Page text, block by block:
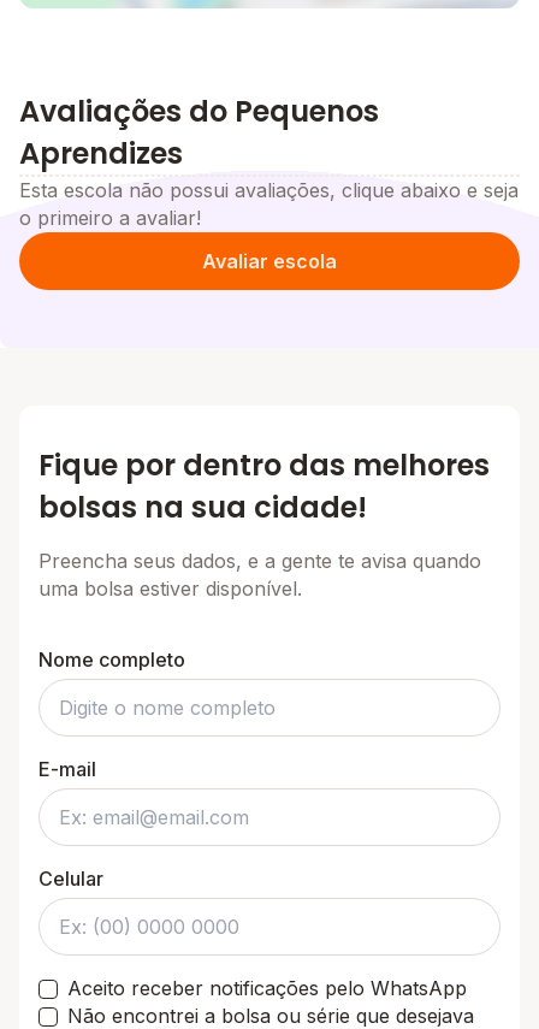
Avaliações do Pequenos
Aprendizes
Esta escola não possui avaliações, clique abaixo e seja
o primeiro a avaliar!
Avaliar escola
Fique por dentro das melhores
bolsas na sua cidade!
Preencha seus dados, e a gente te avisa quando
uma bolsa estiver disponível.
Nome completo
E-mail
Celular
Aceito receber notificações pelo WhatsApp
Não encontrei a bolsa ou série que desejava